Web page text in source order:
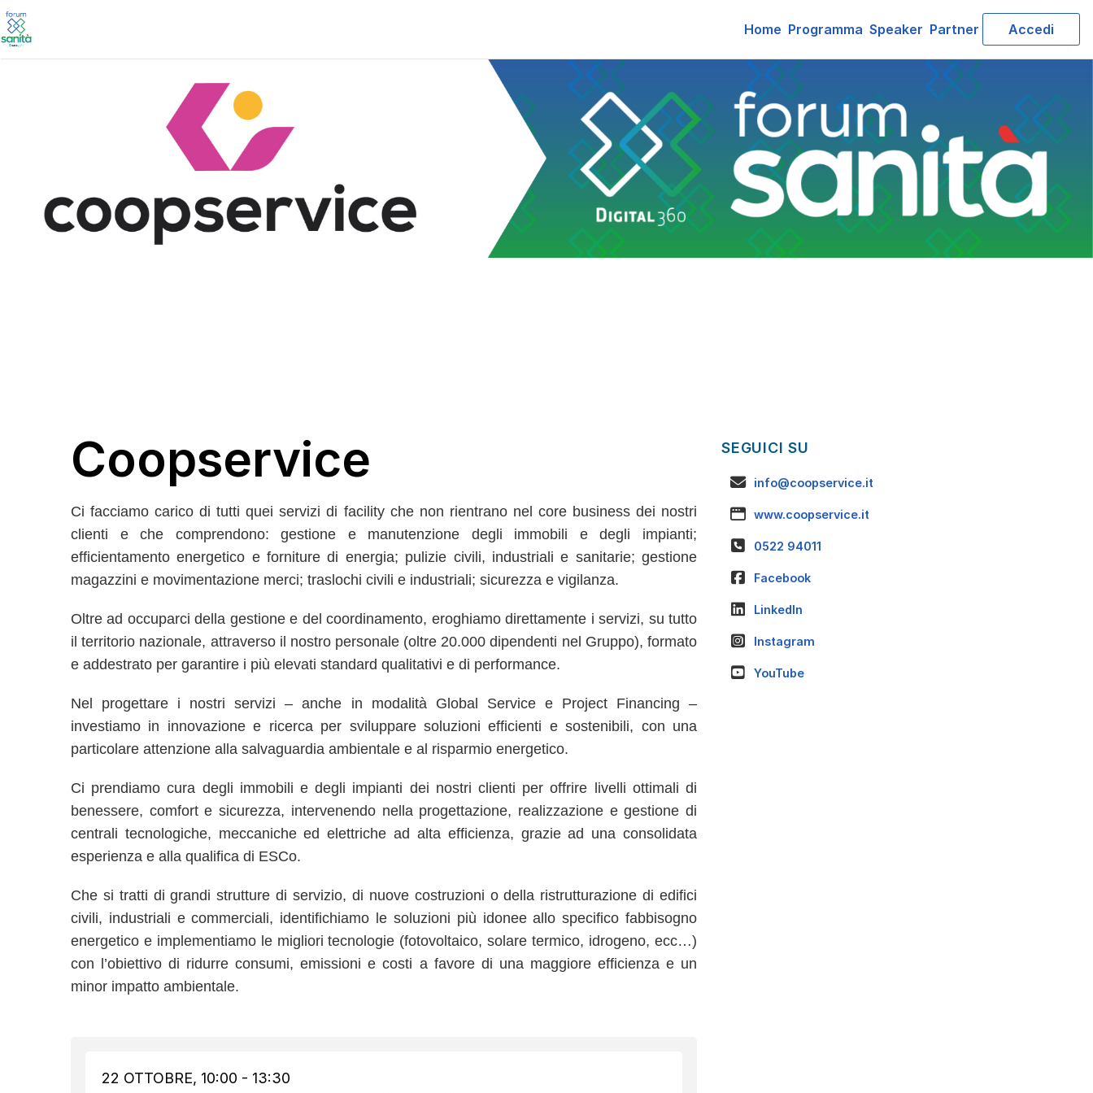
Home Programma Speaker Partner Accedi
Coopservice
Ci facciamo carico di tutti quei servizi di facility che non rientrano nel core business dei nostri
clienti e che comprendono: gestione e manutenzione degli immobili e degli impianti;
efficientamento energetico e forniture di energia; pulizie civili, industriali e sanitarie; gestione
magazzini e movimentazione merci; traslochi civili e industriali; sicurezza e vigilanza.
Oltre ad occuparci della gestione e del coordinamento, eroghiamo direttamente i servizi, su tutto
il territorio nazionale, attraverso il nostro personale (oltre 20.000 dipendenti nel Gruppo), formato
e addestrato per garantire i più elevati standard qualitativi e di performance.
Nel progettare i nostri servizi – anche in modalità Global Service e Project Financing –
investiamo in innovazione e ricerca per sviluppare soluzioni efficienti e sostenibili, con una
particolare attenzione alla salvaguardia ambientale e al risparmio energetico.
Ci prendiamo cura degli immobili e degli impianti dei nostri clienti per offrire livelli ottimali di
benessere, comfort e sicurezza, intervenendo nella progettazione, realizzazione e gestione di
centrali tecnologiche, meccaniche ed elettriche ad alta efficienza, grazie ad una consolidata
esperienza e alla qualifica di ESCo.
Che si tratti di grandi strutture di servizio, di nuove costruzioni o della ristrutturazione di edifici
civili, industriali e commerciali, identifichiamo le soluzioni più idonee allo specifico fabbisogno
energetico e implementiamo le migliori tecnologie (fotovoltaico, solare termico, idrogeno, ecc…)
con l’obiettivo di ridurre consumi, emissioni e costi a favore di una maggiore efficienza e un
minor impatto ambientale.
22 OTTOBRE, 10:00 - 13:30
SEGUICI SU
info@coopservice.it
www.coopservice.it
0522 94011
Facebook
LinkedIn
Instagram
YouTube